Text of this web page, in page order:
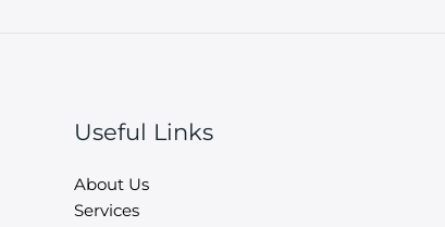
Useful Links
About Us
Services